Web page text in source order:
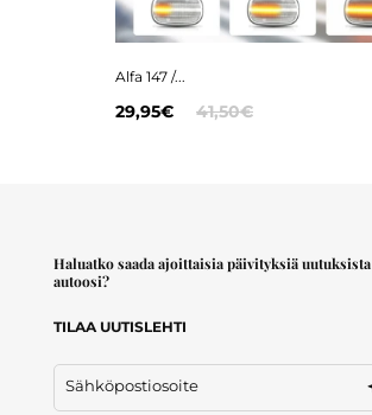
Alfa 147 /...
29,95€ 41,50€
Haluatko saada ajoittaisia päivityksiä uutuksista
autoosi?
TILAA UUTISLEHTI
Sähköpostiosoite